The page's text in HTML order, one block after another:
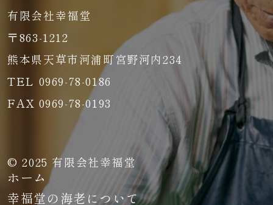
有限会社幸福堂
〒863-1212
熊本県天草市河浦町宮野河内234
TEL 0969-78-0186
FAX 0969-78-0193
© 2025 有限会社幸福堂
ホーム
幸福堂の海老について